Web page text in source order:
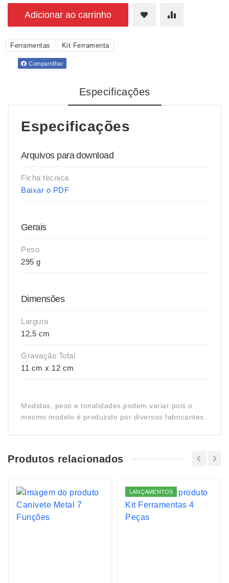
Adicionar ao carrinho
Ferramentas Kit Ferramenta
Compartilhar
Especificações
Especificações
Arquivos para download
Ficha técnica
Baixar o PDF
Gerais
Peso
295 g
Dimensões
Largura
12,5 cm
Gravação Total
11 cm x 12 cm
Medidas, peso e tonalidades podem variar pois o
mesmo modelo é produzido por diversos fabricantes.
Produtos relacionados
LANÇAMENTOS